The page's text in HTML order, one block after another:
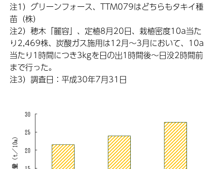
注1）グリーンフォース、TTM079はどちらもタキイ種
苗（株）
注2）穂木「麗容」、定植8月20日、栽植密度10a当た
り2,469株、炭酸ガス施用は12月～3月において、10a
当たり1時間につき3kgを日の出1時間後～日没2時間前
まで行った。
注3）調査日：平成30年7月31日